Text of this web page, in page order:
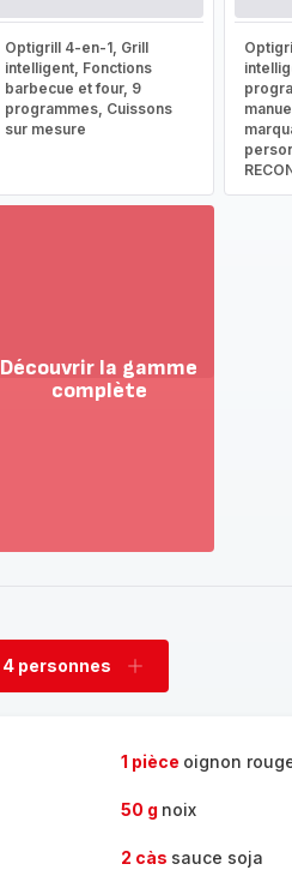
Optigrill 4-en-1, Grill
intelligent, Fonctions
barbecue et four, 9
programmes, Cuissons
sur mesure
Découvrir la gamme
complète
4 personnes
Ajouter
1 pièce oignon
50 g noix
2 càs sauce soja